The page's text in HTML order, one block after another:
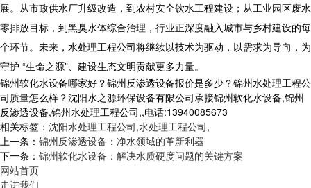
展。从市政供水厂升级改造，到农村安全饮水工程建设；从工业园区废水
零排放目标，到黑臭水体综合治理，行业正深度融入城市与乡村建设的每
个环节。未来，水处理工程公司将继续以技术为驱动，以需求为导向，为
守护 “生命之源”、建设生态文明贡献更多力量。
锦州软化水设备哪家好？锦州反渗透设备报价是多少？锦州水处理工程公
司质量怎么样？沈阳水之源环保设备有限公司承接锦州软化水设备,锦州
反渗透设备,锦州水处理工程公司,,电话:13940085673
相关标签： 沈阳水处理工程公司,水处理工程公司,
上一条： 锦州反渗透设备：净水领域的革新利器
下一条： 锦州软化水设备：解决水质硬度问题的关键方案​
网站首页
走进我们